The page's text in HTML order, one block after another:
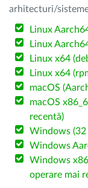
arhitecturi/
Linux
Linux
Linux x64
Linux x64
macOS
macOS
recentă)
Windows
Windows
Windows
operare mai